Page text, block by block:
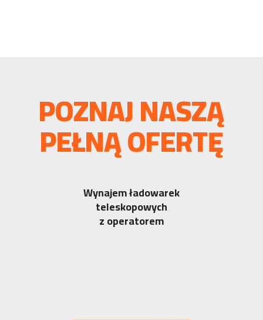
POZNAJ NASZĄ
PEŁNĄ OFERTĘ
Wynajem ładowarek
teleskopowych
z operatorem